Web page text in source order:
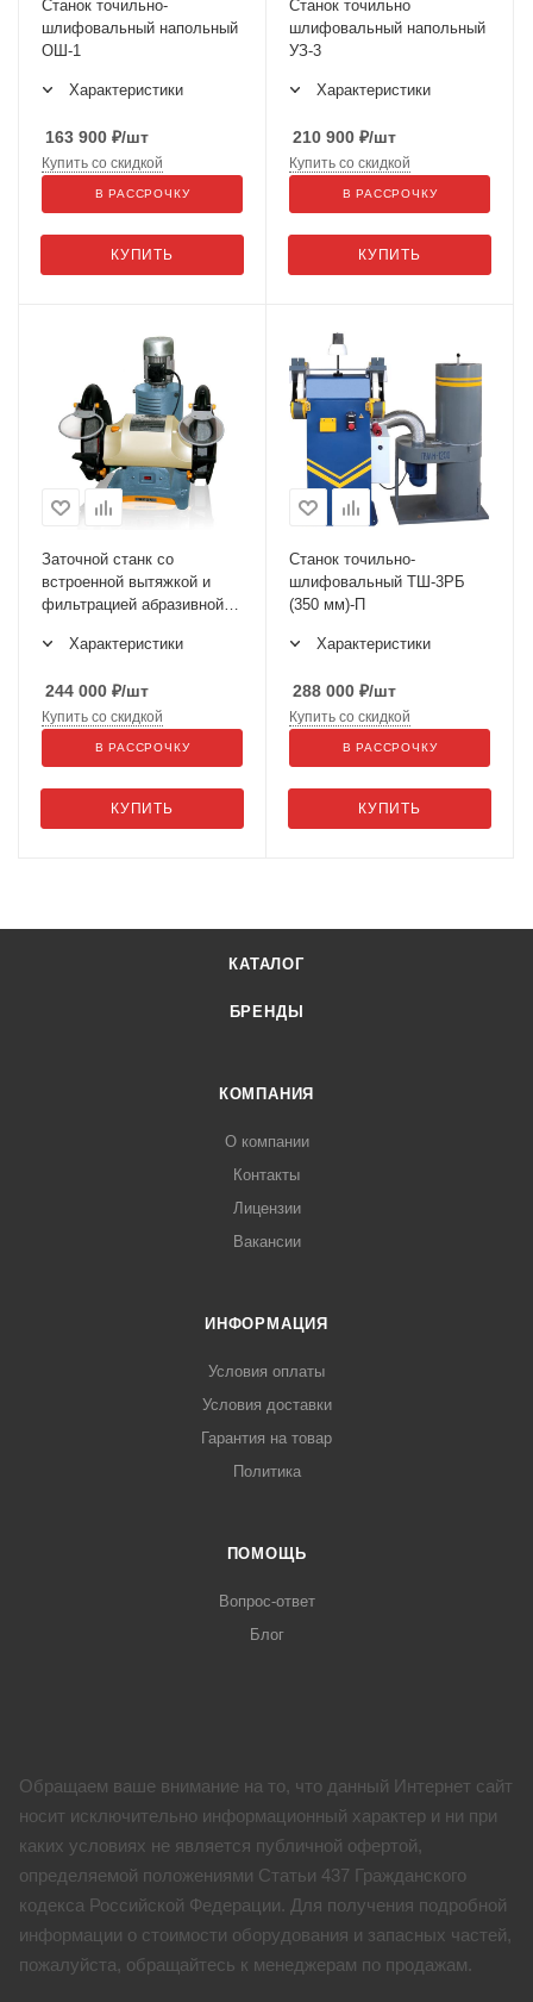
Станок точильно-
шлифовальный напольный
ОШ-1
Характеристики
163 900 ₽/шт
КУПИТЬ
Купить со скидкой
В РАССРОЧКУ
Станок точильно
шлифовальный напольный
УЗ-3
Характеристики
210 900 ₽/шт
КУПИТЬ
Купить со скидкой
В РАССРОЧКУ
Заточной станк со
встроенной вытяжкой и
фильтрацией абразивной
Характеристики
244 000 ₽/шт
КУПИТЬ
Купить со скидкой
В РАССРОЧКУ
Станок точильно-
шлифовальный ТШ-3РБ
(350 мм)-П
Характеристики
288 000 ₽/шт
КУПИТЬ
Купить со скидкой
В РАССРОЧКУ
КАТАЛОГ
БРЕНДЫ
КОМПАНИЯ
О компании
Контакты
Лицензии
Вакансии
ИНФОРМАЦИЯ
Условия оплаты
Условия доставки
Гарантия на товар
Политика
ПОМОЩЬ
Вопрос-ответ
Блог
Обращаем ваше внимание на то, что данный Интернет сайт
носит исключительно информационный характер и ни при
каких условиях не является публичной офертой,
определяемой положениями Статьи 437 Гражданского
кодекса Российской Федерации. Для получения подробной
информации о стоимости оборудования и запасных частей,
пожалуйста, обращайтесь к менеджерам по продажам.